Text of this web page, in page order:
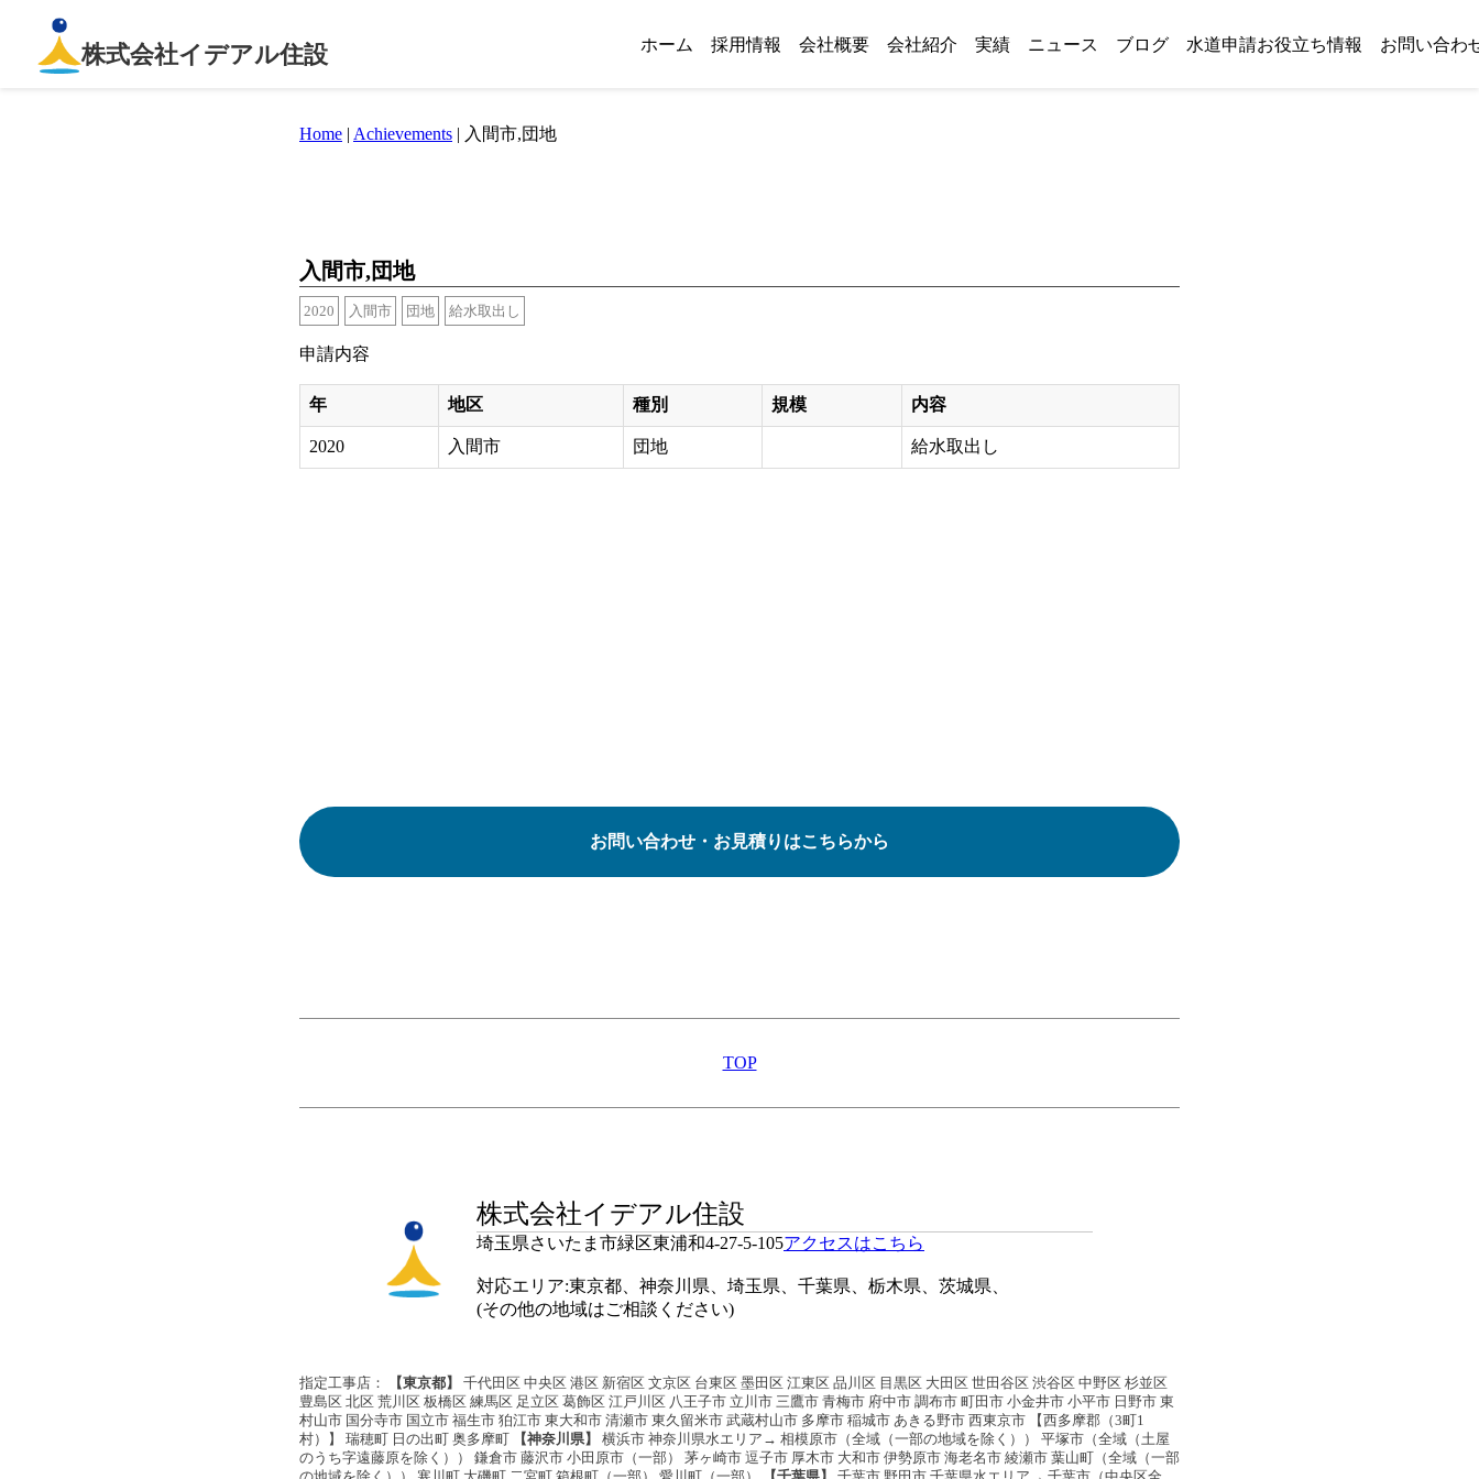
株式会社イデアル住設 ホーム 採用情報 会社概要 会社紹介 実績 ニュース ブログ 水道申請お役立ち情報 お問い合わ
Home | Achievements | 入間市,団地
入間市,団地
2020 入間市 団地 給水取出し
申請内容
年 地区 種別 規模 内容
2020 入間市 団地 給水取出し
お問い合わせ・お見積りはこちらから
TOP
株式会社イデアル住設
埼玉県さいたま市緑区東浦和4-27-5-105アクセスはこちら
対応エリア:東京都、神奈川県、埼玉県、千葉県、栃木県、茨城県、
(その他の地域はご相談ください)
指定工事店： 【東京都】
千代田区 中央区 港区 新宿区 文京区 台東区 墨田区 江東区 品川区 目黒区 大田区 世田谷区 渋谷区 中野区 杉並区
豊島区 北区 荒川区 板橋区 練馬区 足立区 葛飾区 江戸川区 八王子市 立川市 三鷹市 青梅市 府中市 調布市 町田市 小金井市 小平市 日野市 東
村山市 国分寺市 国立市 福生市 狛江市 東大和市 清瀬市 東久留米市 武蔵村山市 多摩市 稲城市 あきる野市 西東京市 【西多摩郡（3町1
村）】 瑞穂町 日の出町 奥多摩町
【神奈川県】
横浜市 神奈川県水エリア→ 相模原市（全域（一部の地域を除く）） 平塚市（全域（土屋
のうち字遠藤原を除く）） 鎌倉市 藤沢市 小田原市（一部） 茅ヶ崎市 逗子市 厚木市 大和市 伊勢原市 海老名市 綾瀬市 葉山町（全域（一部